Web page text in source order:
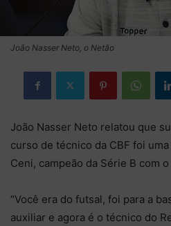
João Nasser Neto, o Netão
João Nasser Neto relatou que
curso de técnico da CBF foi
Ceni, campeão da Série B com
“Você era do futsal, foi para a
auxiliar e agora é o técnico do